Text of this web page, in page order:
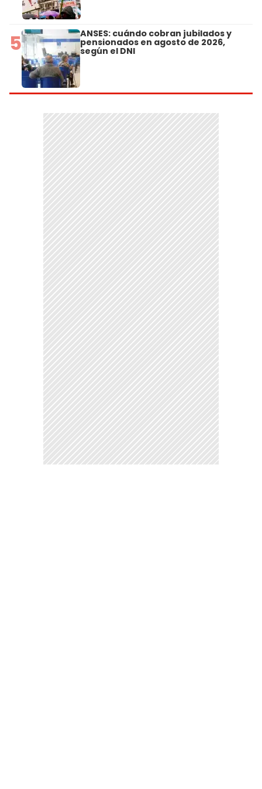
5 ANSES: cuándo cobran jubilados y
pensionados en agosto de 2026,
según el DNI